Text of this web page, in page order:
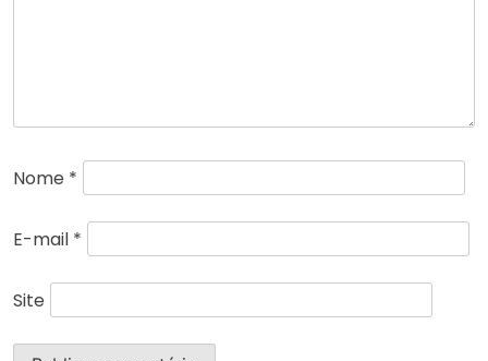
Nome *
E-mail *
Site